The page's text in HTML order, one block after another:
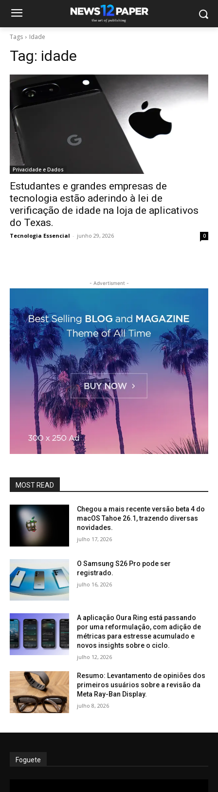
Tags Idade
Tag: idade
Privacidade e Dados
Estudantes e grandes empresas de
tecnologia estão aderindo à lei de
verificação de idade na loja de aplicativos
do Texas.
Tecnologia Essencial - junho 29, 2026 0
- Advertisment -
MOST READ
Chegou a mais recente versão beta 4 do
macOS Tahoe 26.1, trazendo diversas
novidades.
julho 17, 2026
O Samsung S26 Pro pode ser
registrado.
julho 16, 2026
A aplicação Oura Ring está passando
por uma reformulação, com adição de
métricas para estresse acumulado e
novos insights sobre o ciclo.
julho 12, 2026
Resumo: Levantamento de opiniões dos
primeiros usuários sobre a revisão da
Meta Ray-Ban Display.
julho 8, 2026
Foguete